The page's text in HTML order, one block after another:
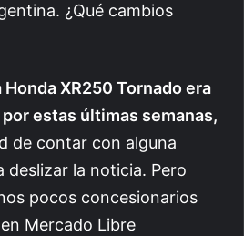
¿Qué cambios
XR250 Tornado era
estas últimas semanas,
de contar con alguna
deslizar la noticia. Pero
pocos concesionarios
Mercado Libre